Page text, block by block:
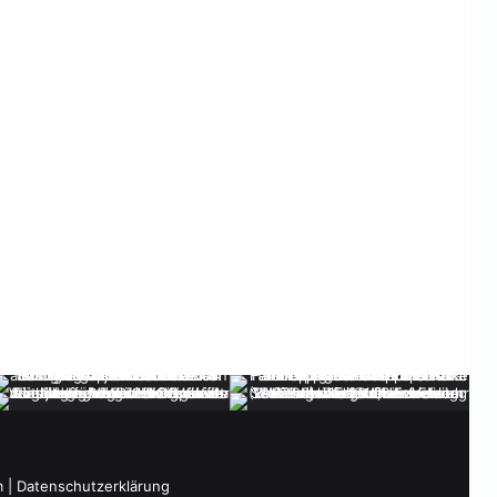
Datenschutzerklärung